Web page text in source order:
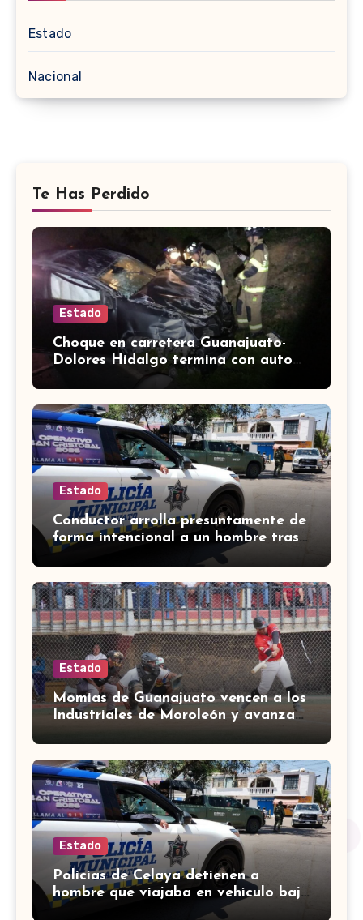
Estado
Nacional
Te Has Perdido
Estado
Choque en carretera Guanajuato-
Dolores Hidalgo termina con auto
volcado y daños materiales
Estado
Conductor arrolla presuntamente de
forma intencional a un hombre tras
una riña en Celaya
Estado
Momias de Guanajuato vencen a los
Industriales de Moroleón y avanzan
a la final estatal de béisbol
Estado
Policías de Celaya detienen a
hombre que viajaba en vehículo bajo
investigación